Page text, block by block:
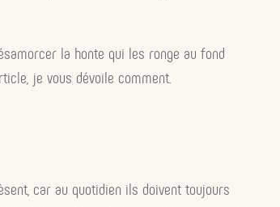
la honte qui les ronge au fond
je vous dévoile comment.
car au quotidien ils doivent toujours